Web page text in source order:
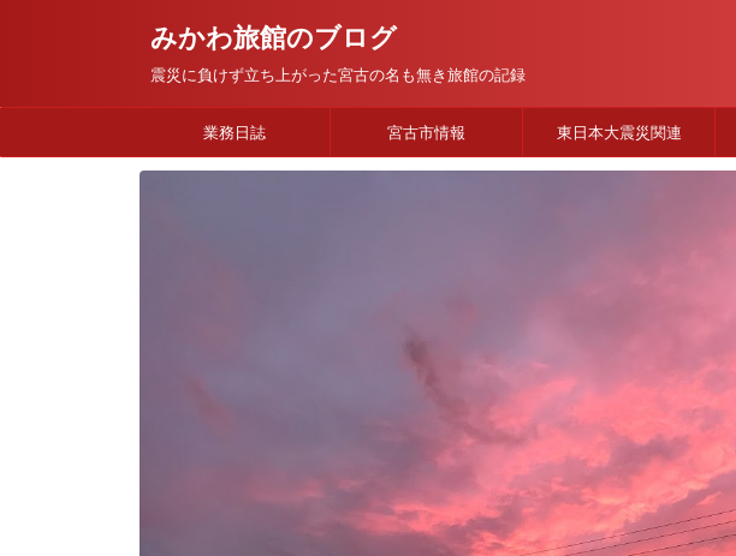
みかわ旅館のブログ
震災に負けず立ち上がった宮古の名も無き旅館の記録
業務日誌 宮古市情報 東日本大震災関連